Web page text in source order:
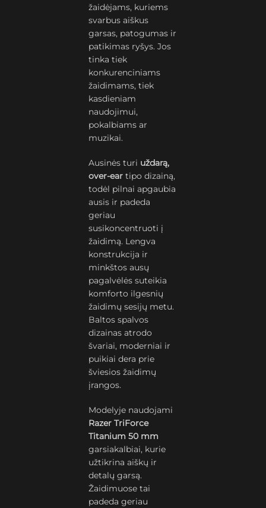
žaidėjams, kuriems
svarbus aiškus
garsas, patogumas ir
patikimas ryšys. Jos
tinka tiek
konkurenciniams
žaidimams, tiek
kasdieniam
naudojimui,
pokalbiams ar
muzikai.
Ausinės turi uždarą,
over-ear tipo dizainą,
todėl pilnai apgaubia
ausis ir padeda
geriau
susikoncentruoti į
žaidimą. Lengva
konstrukcija ir
minkštos ausų
pagalvėlės suteikia
komforto ilgesnių
žaidimų sesijų metu.
Baltos spalvos
dizainas atrodo
švariai, moderniai ir
puikiai dera prie
šviesios žaidimų
įrangos.
Modelyje naudojami
Razer TriForce
Titanium 50 mm
garsiakalbiai, kurie
užtikrina aiškų ir
detalų garsą.
Žaidimuose tai
padeda geriau